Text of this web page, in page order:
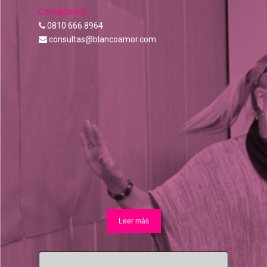
Contáctenos
0810 666 8964
consultas@blancoamor.com
Leer más